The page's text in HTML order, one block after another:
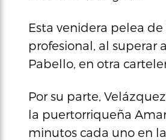
Esta venidera pelea
profesional, al
Pabello, en otra
Por su parte,
la puertorriqueña
minutos cada uno en la